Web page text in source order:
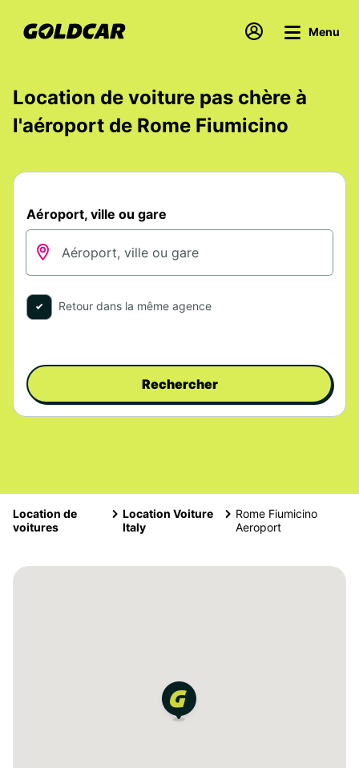
Menu
Location de voiture pas chère à
l'aéroport de Rome Fiumicino
Aéroport, ville ou gare
Retour dans la même agence
Rechercher
Location de
voitures
Location Voiture
Italy
Rome Fiumicino
Aeroport